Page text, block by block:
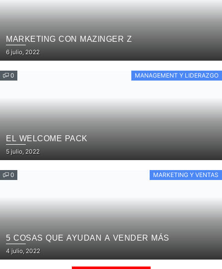
MARKETING CON MAZINGER Z
Posted
on
6 julio, 2022
0 MANAGEMENT Y LIDERAZGO
EL WELCOME PACK
Posted
on
5 julio, 2022
0 MARKETING Y VENTAS
5 COSAS QUE AYUDAN A VENDER MÁS
Posted
on
4 julio, 2022